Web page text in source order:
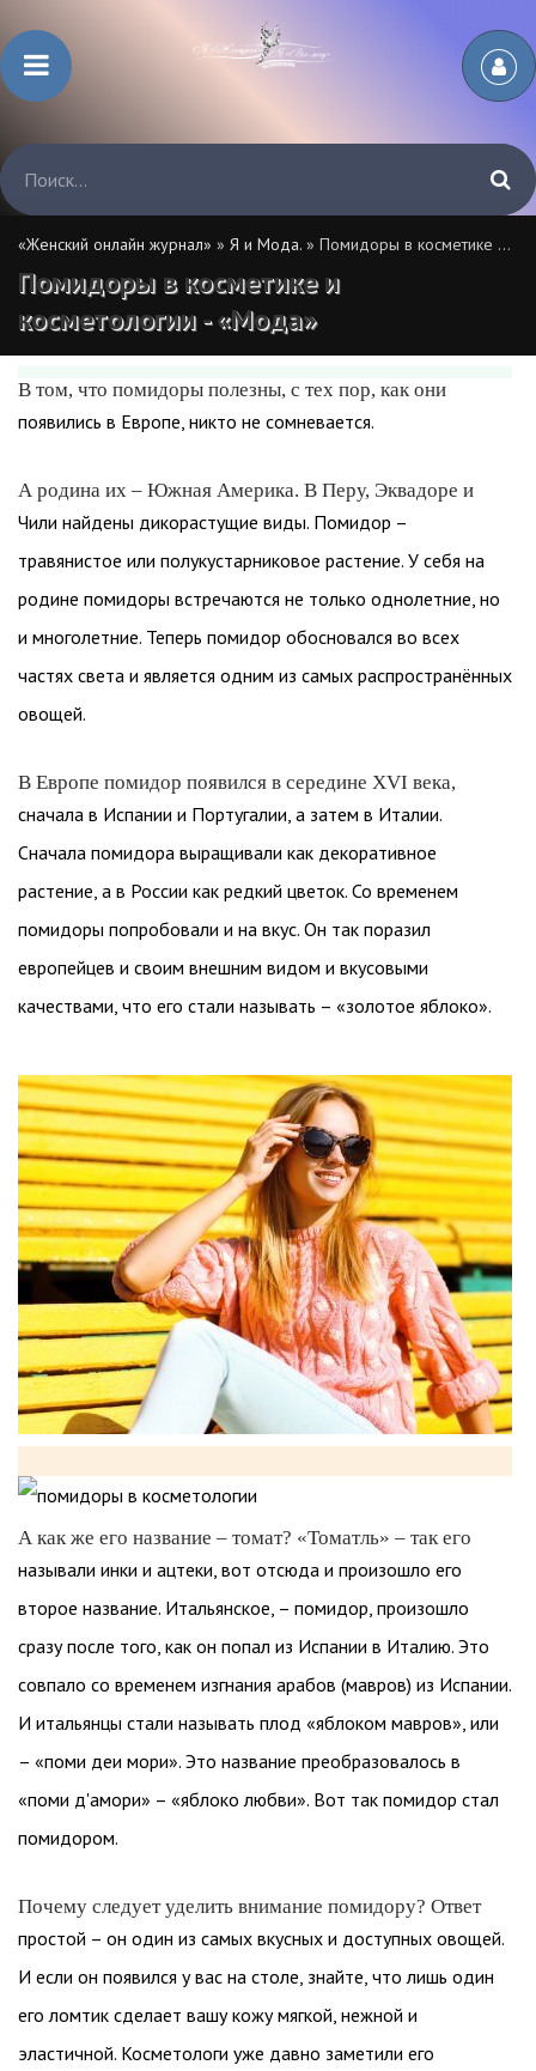
«Женский онлайн журнал» » Я и Мода. » Помидоры в косметике и косметологии - «Мода»
Помидоры в косметике и
косметологии - «Мода»
В том, что помидоры полезны, с тех пор, как они
появились в Европе, никто не сомневается.
А родина их – Южная Америка. В Перу, Эквадоре и
Чили найдены дикорастущие виды. Помидор –
травянистое или полукустарниковое растение. У себя на
родине помидоры встречаются не только однолетние, но
и многолетние. Теперь помидор обосновался во всех
частях света и является одним из самых распространённых
овощей.
В Европе помидор появился в середине XVI века,
сначала в Испании и Португалии, а затем в Италии.
Сначала помидора выращивали как декоративное
растение, а в России как редкий цветок. Со временем
помидоры попробовали и на вкус. Он так поразил
европейцев и своим внешним видом и вкусовыми
качествами, что его стали называть – «золотое яблоко».
А как же его название – томат? «Томатль» – так его
называли инки и ацтеки, вот отсюда и произошло его
второе название. Итальянское, – помидор, произошло
сразу после того, как он попал из Испании в Италию. Это
совпало со временем изгнания арабов (мавров) из Испании.
И итальянцы стали называть плод «яблоком мавров», или
– «поми деи мори». Это название преобразовалось в
«поми д'амори» – «яблоко любви». Вот так помидор стал
помидором.
Почему следует уделить внимание помидору? Ответ
простой – он один из самых вкусных и доступных овощей.
И если он появился у вас на столе, знайте, что лишь один
его ломтик сделает вашу кожу мягкой, нежной и
эластичной. Косметологи уже давно заметили его